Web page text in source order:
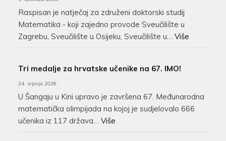
Raspisan je natječaj za združeni doktorski studij
Matematika - koji zajedno provode Sveučilište u
Zagrebu, Sveučilište u Osijeku, Sveučilište u… Više
Tri medalje za hrvatske učenike na 67. IMO!
24. srpnja 2026.
U Šangaju u Kini upravo je završena 67. Međunarodna
matematička olimpijada na kojoj je sudjelovalo 666
učenika iz 117 država… Više